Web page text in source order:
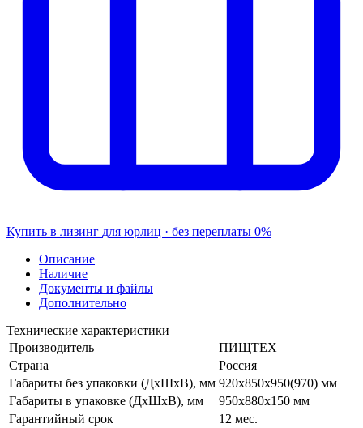
Купить в лизинг для юрлиц · без переплаты 0%
Описание
Наличие
Документы и файлы
Дополнительно
Технические характеристики
Производитель
ПИЩТЕХ
Страна
Россия
Габариты без упаковки (ДхШхВ), мм 920х850х950(970) мм
Габариты в упаковке (ДхШхВ), мм
950х880х150 мм
Гарантийный срок
12 мес.